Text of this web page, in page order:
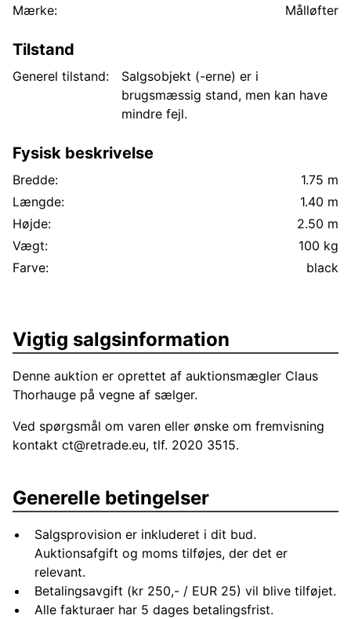
Mærke: Målløfter
Tilstand
Generel tilstand:
Salgsobjekt (-erne) er i
brugsmæssig stand, men kan have
mindre fejl.
Fysisk beskrivelse
Bredde:
1.75 m
Længde:
1.40 m
Højde:
2.50 m
Vægt:
100 kg
Farve:
black
Vigtig salgsinformation
Denne auktion er oprettet af auktionsmægler Claus
Thorhauge på vegne af sælger.
Ved spørgsmål om varen eller ønske om fremvisning
kontakt ct@retrade.eu, tlf. 2020 3515.
Generelle betingelser
Salgsprovision er inkluderet i dit bud.
Auktionsafgift og moms tilføjes, der det er
relevant.
Betalingsavgift (kr 250,- / EUR 25) vil blive tilføjet.
Alle fakturaer har 5 dages betalingsfrist.